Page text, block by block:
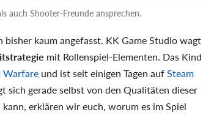
auch Shooter-Freunde ansprechen.
kaum angefasst. KK Game Studio wagt
mit Rollenspiel-Elementen. Das Kind
Warfare und ist seit einigen Tagen aufSteam
sich gerade selbst von den Qualitäten dieser
erklären wir euch, worum es im Spiel